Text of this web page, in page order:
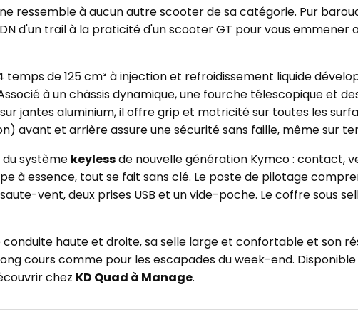
ne ressemble à aucun autre scooter de sa catégorie. Pur
d'un trail à la praticité d'un scooter GT pour vous emmener
temps de 125 cm³ à injection et refroidissement liquide
à un châssis dynamique, une fourche télescopique et
jantes aluminium, il offre grip et motricité sur toutes les
avant et arrière assure une sécurité sans faille, même sur
du système keylessde nouvelle génération Kymco : contact,
à essence, tout se fait sans clé. Le poste de pilotage
vent, deux prises USB et un vide-poche. Le coffre sous
haute et droite, sa selle large et confortable et son
cours comme pour les escapades du week-end.
chez KD Quad à Manage.